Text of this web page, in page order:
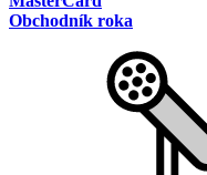
Obchodník roka